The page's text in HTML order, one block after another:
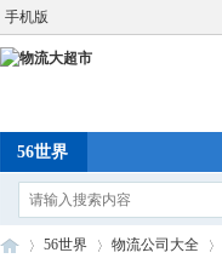
手机版
56世界
56世界 物流公司大全